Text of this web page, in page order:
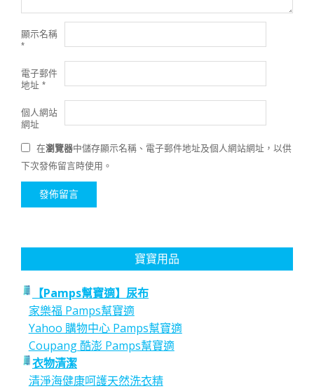
顯示名稱
*
電子郵件
地址 *
個人網站
網址
在瀏覽器中儲存顯示名稱、電子郵件地址及個人網站網址，以供
下次發佈留言時使用。
寶寶用品
【Pamps幫寶適】尿布
家樂福 Pamps幫寶適
Yahoo 購物中心 Pamps幫寶適
Coupang 酷澎 Pamps幫寶適
衣物清潔
清淨海健康呵護天然洗衣精